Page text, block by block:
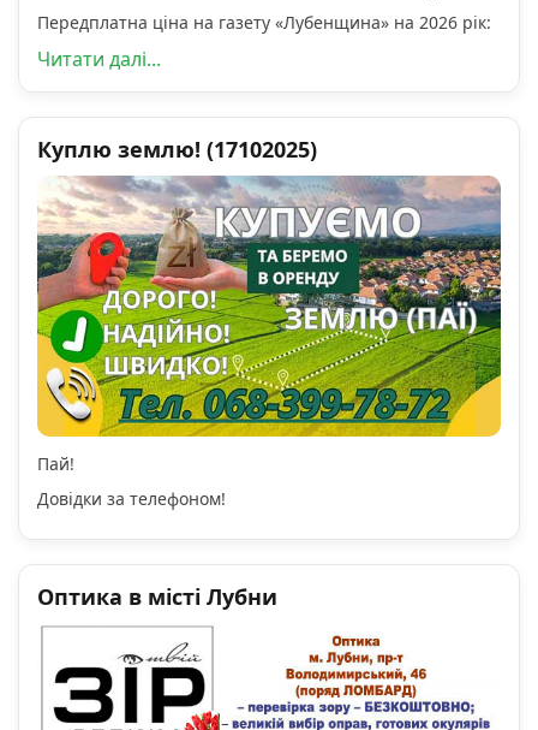
Передплатна ціна на газету «Лубенщина» на 2026 рік:
Читати далі...
Куплю землю! (17102025)
Пай!
Довідки за телефоном!
Оптика в місті Лубни